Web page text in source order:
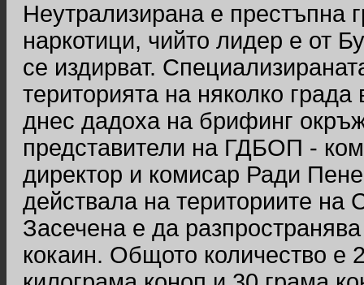
Неутрализирана е престъпна
наркотици, чийто лидер е от
се издирват.
територията на няколко
днес дадоха на брифинг
представители на ГДБОП -
директор и комисар Ради
действала на териториите
Засечена е да
кокаин. Общото количество е